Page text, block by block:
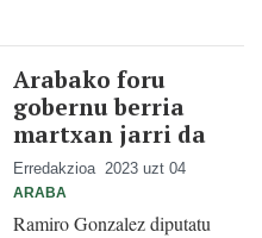
Arabako foru
gobernu berria
martxan jarri da
Erredakzioa 2023 uzt 04
ARABA
Ramiro Gonzalez diputatu